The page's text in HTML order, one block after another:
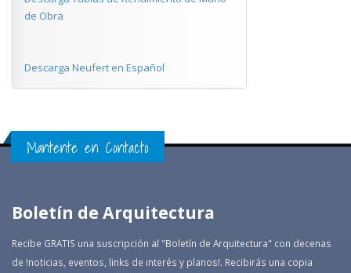
de Obra
Descarga Neufert en Español
Mantente en Contacto
Boletín de Arquitectura
Recibe GRATIS una suscripción al "Boletín de Arquitectura" con decenas
de !noticias, eventos, links de interés y planos!. Recibirás una copia